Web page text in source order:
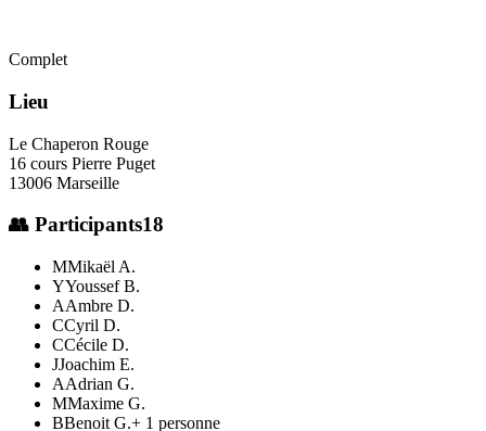
Complet
Lieu
Le Chaperon Rouge
16 cours Pierre Puget
13006 Marseille
👥 Participants18
MMikaël A.
YYoussef B.
AAmbre D.
CCyril D.
CCécile D.
JJoachim E.
AAdrian G.
MMaxime G.
BBenoit G.+ 1 personne